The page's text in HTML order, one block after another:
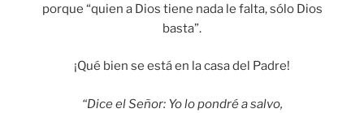
porque “quien a Dios tiene nada le falta, sólo Dios
basta”.
¡Qué bien se está en la casa del Padre!
“Dice el Señor: Yo lo pondré a salvo,